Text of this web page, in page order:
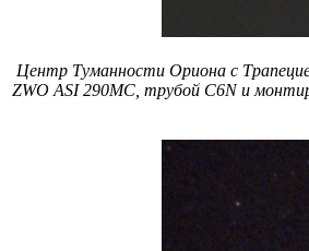
Центр Туманности Ориона с
ZWO ASI 290MC, трубой C6N и